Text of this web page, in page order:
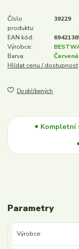
Číslo
produktu:
39229
EAN kód:
Výrobce:
Barva:
Červená
Hlídat cenu / dostupnost
Do oblíbených
Kompletní
Parametry
Výrobce